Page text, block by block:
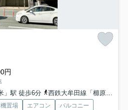
円
」駅 徒歩6分
西鉄大牟田線「櫛原」駅 徒歩9分
置場 エアコン
バルコニー